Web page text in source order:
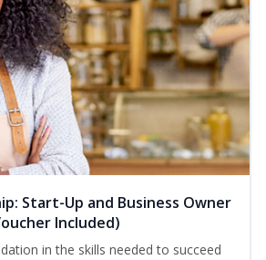
Start-Up and Business Owner
Included)
in the skills needed to succeed